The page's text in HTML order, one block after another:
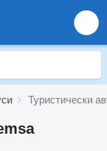
Туристически